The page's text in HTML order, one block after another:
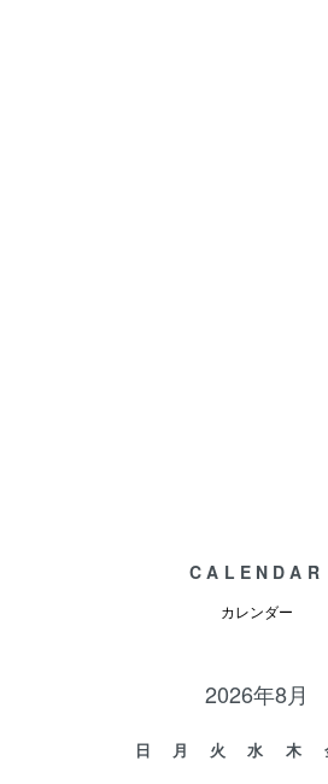
CALENDAR
カレンダー
2026年8月
日 月 火 水 木